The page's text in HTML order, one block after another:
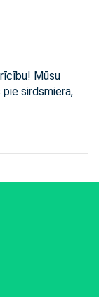
Mūsu
sirdsmiera,